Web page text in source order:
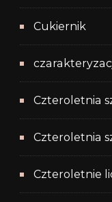
Cukiernik
Czteroletnia
Czteroletnia
Czteroletnie